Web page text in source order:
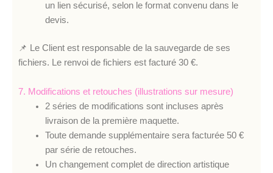
un lien sécurisé, selon le format convenu dans le
devis.
📌 Le Client est responsable de la sauvegarde de ses
fichiers. Le renvoi de fichiers est facturé 30 €.
7. Modifications et retouches (illustrations sur mesure)
2 séries de modifications sont incluses après
livraison de la première maquette.
Toute demande supplémentaire sera facturée 50 €
par série de retouches.
Un changement complet de direction artistique